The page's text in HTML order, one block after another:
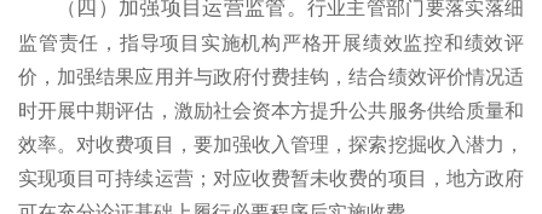
（ 四）加强项目运营监管。 行业主管部门要落实落细
监管责任，指导项目实施机构严格开展绩效监控和绩效评
价，加强结果应用并与政府付费挂钩，结合绩效评价情况适
时开展中期评估，激励社会资本方提升公共服务供给质量和
效率。对收费项目，要加强收入管理，探索挖掘收入潜力，
实现项目可持续运营；对应收费暂未收费的项目，地方政府